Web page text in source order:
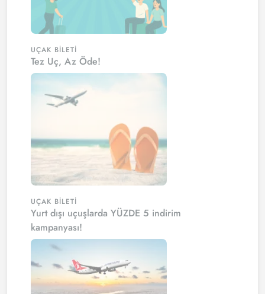
UÇAK BILETI
Tez Uç, Az Öde!
UÇAK BILETI
Yurt dışı uçuşlarda YÜZDE 5 indirim
kampanyası!